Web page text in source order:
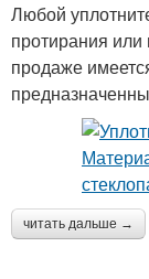
Любой
протирания
продаже
читать дальше →